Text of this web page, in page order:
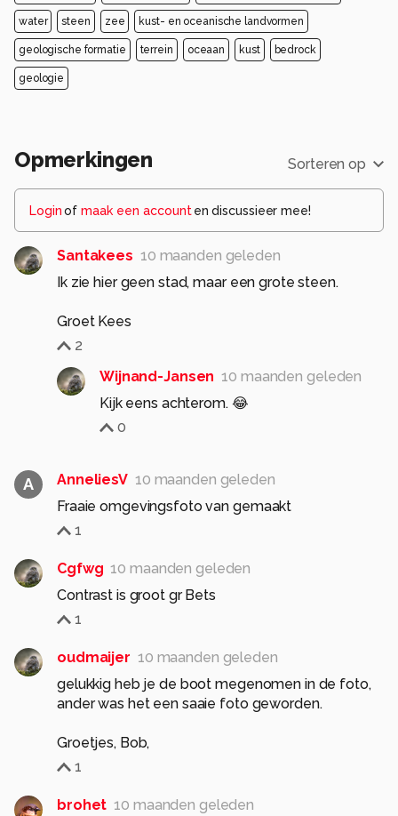
water steen zee kust- en oceanische landvormen
geologische formatie terrein oceaan kust bedrock
geologie
Opmerkingen Sorteren op
Loginof maak een account en discussieer mee!
Santakees 10 maanden geleden
Ik zie hier geen stad, maar een grote steen.
Groet Kees
2
Wijnand-Jansen 10 maanden geleden
Kijk eens achterom. 😂
0
A AnneliesV 10 maanden geleden
Fraaie omgevingsfoto van gemaakt
1
Cgfwg 10 maanden geleden
Contrast is groot gr Bets
1
oudmaijer 10 maanden geleden
gelukkig heb je de boot megenomen in de foto,
ander was het een saaie foto geworden.
Groetjes, Bob,
1
brohet 10 maanden geleden